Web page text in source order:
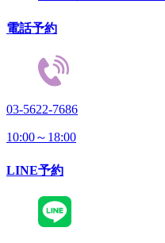
電話予約
03-5622-7686
10:00～18:00
LINE予約